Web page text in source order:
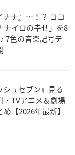
ナナ』…！？ ココ
ナイロの幸せ」を8
7色の音楽記号テ
シュセブン』見る
・TVアニメ＆劇場
【2026年最新】